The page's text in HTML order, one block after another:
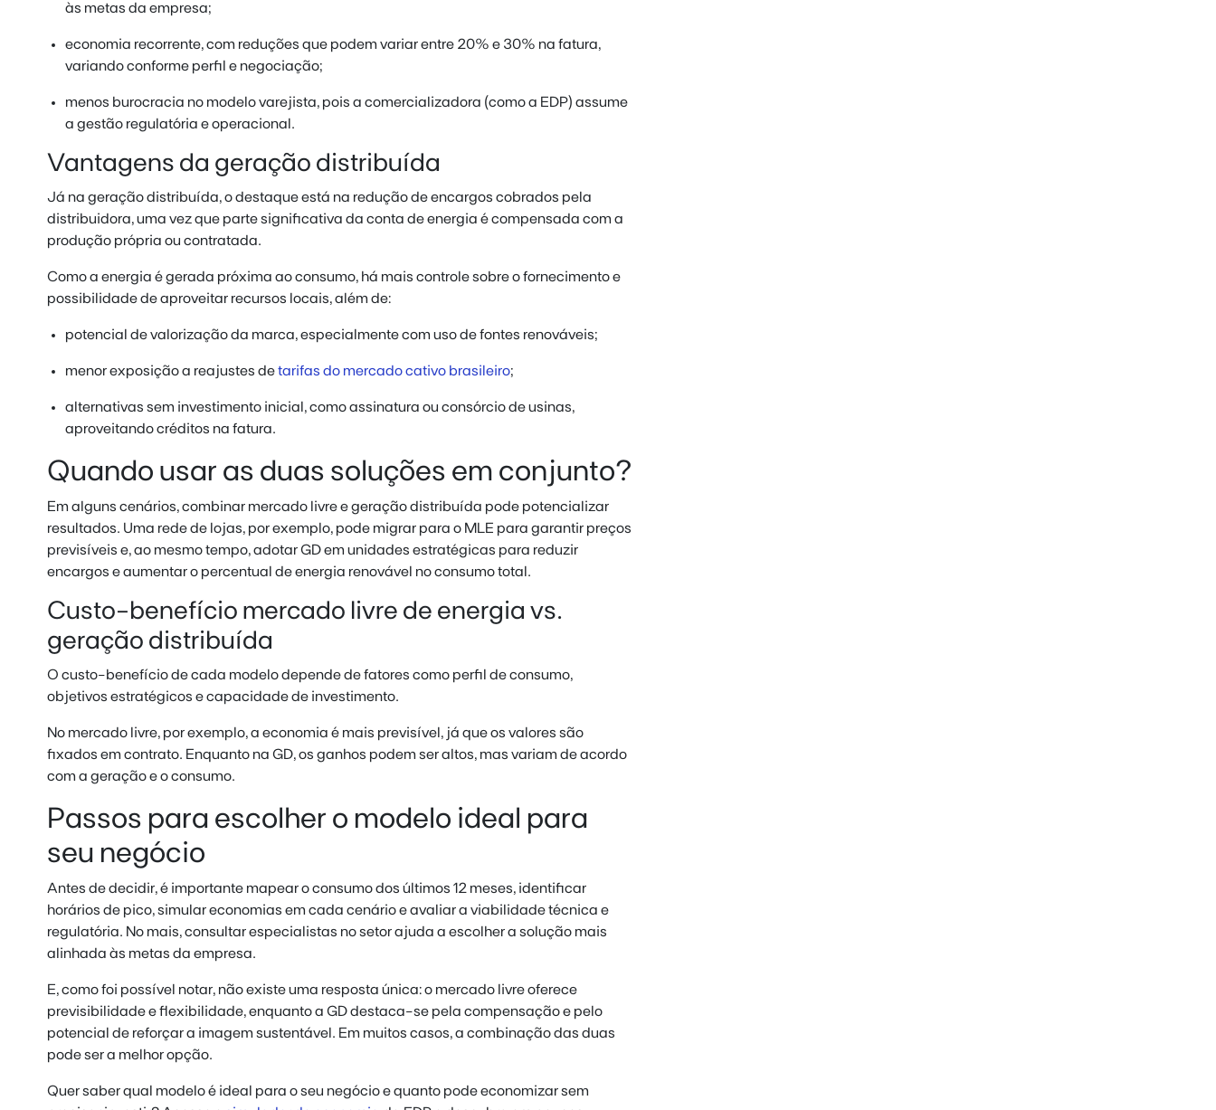
às metas da empresa;
economia recorrente, com reduções que podem variar entre 20% e 30% na fatura,
variando conforme perfil e negociação;
menos burocracia no modelo varejista, pois a comercializadora (como a EDP) assume
a gestão regulatória e operacional.
Vantagens da geração distribuída
Já na geração distribuída, o destaque está na redução de encargos cobrados pela
distribuidora, uma vez que parte significativa da conta de energia é compensada com a
produção própria ou contratada.
Como a energia é gerada próxima ao consumo, há mais controle sobre o fornecimento e
possibilidade de aproveitar recursos locais, além de:
potencial de valorização da marca, especialmente com uso de fontes renováveis;
menor exposição a reajustes detarifas do mercado cativo brasileiro;
alternativas sem investimento inicial, como assinatura ou consórcio de usinas,
aproveitando créditos na fatura.
Quando usar as duas soluções em conjunto?
Em alguns cenários, combinar mercado livre e geração distribuída pode potencializar
resultados. Uma rede de lojas, por exemplo, pode migrar para o MLE para garantir preços
previsíveis e, ao mesmo tempo, adotar GD em unidades estratégicas para reduzir
encargos e aumentar o percentual de energia renovável no consumo total.
Custo-benefício mercado livre de energia vs.
geração distribuída
O custo-benefício de cada modelo depende de fatores como perfil de consumo,
objetivos estratégicos e capacidade de investimento.
No mercado livre, por exemplo, a economia é mais previsível, já que os valores são
fixados em contrato. Enquanto na GD, os ganhos podem ser altos, mas variam de acordo
com a geração e o consumo.
Passos para escolher o modelo ideal para
seu negócio
Antes de decidir, é importante mapear o consumo dos últimos 12 meses, identificar
horários de pico, simular economias em cada cenário e avaliar a viabilidade técnica e
regulatória. No mais, consultar especialistas no setor ajuda a escolher a solução mais
alinhada às metas da empresa.
E, como foi possível notar, não existe uma resposta única: o mercado livre oferece
previsibilidade e flexibilidade, enquanto a GD destaca-se pela compensação e pelo
potencial de reforçar a imagem sustentável. Em muitos casos, a combinação das duas
pode ser a melhor opção.
Quer saber qual modelo é ideal para o seu negócio e quanto pode economizar sem